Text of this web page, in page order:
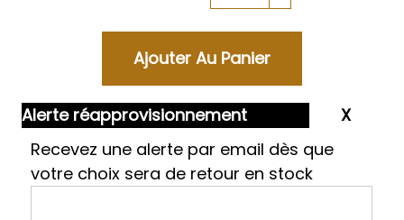
Alerte réapprovisionnement
Recevez une alerte par email dès que
votre choix sera de retour en stock